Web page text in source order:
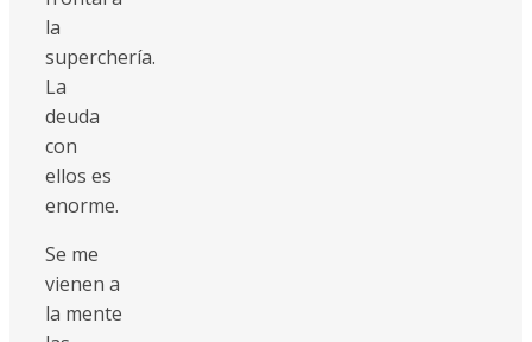
la
superchería.
La
deuda
con
ellos es
enorme.
Se me
vienen a
la mente